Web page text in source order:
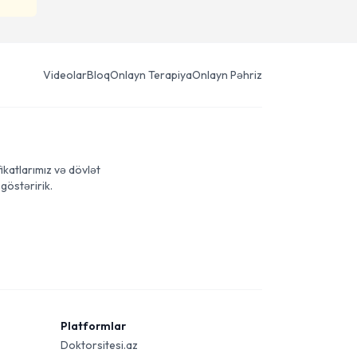
VideolarBloqOnlayn TerapiyaOnlayn Pəhriz
və dövlət
göstəririk.
Platformlar
Doktorsitesi.az